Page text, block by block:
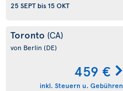
25 SEPTbis 15 OKT
Toronto (CA)
von Berlin (DE)
459 €
inkl. Steuern u. Gebühren